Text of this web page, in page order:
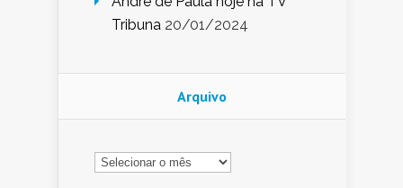
Tribuna 20/01/2024
Arquivo
Arquivo